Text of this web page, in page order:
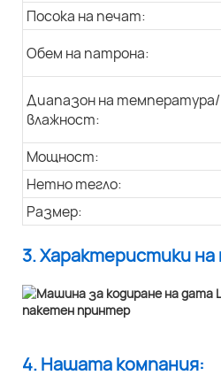
Посока на печат:
Обем на патрона:
Диапазон на температура/
влажност:
Мощност:
Нетно тегло:
Размер:
3. Характеристики
4. Нашата компания: